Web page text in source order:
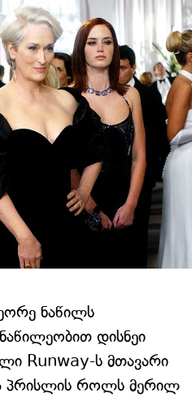
ნაწილს
დისნეი
Runway-ს მთავარი
პრისლის როლს მერილ